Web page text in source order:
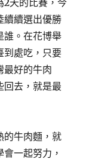
2天的比賽，今
續續選出優勝
誰。在花博舉
到處吃，只要
最好的牛肉
回去，就是最
的牛肉麵，就
一起努力，